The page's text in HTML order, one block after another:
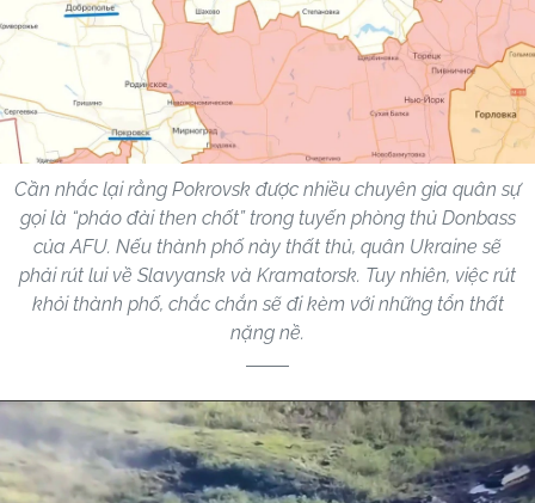
Cần nhắc lại rằng Pokrovsk được nhiều chuyên gia quân sự
gọi là “pháo đài then chốt” trong tuyến phòng thủ Donbass
của AFU. Nếu thành phố này thất thủ, quân Ukraine sẽ
phải rút lui về Slavyansk và Kramatorsk. Tuy nhiên, việc rút
khỏi thành phố, chắc chắn sẽ đi kèm với những tổn thất
nặng nề.